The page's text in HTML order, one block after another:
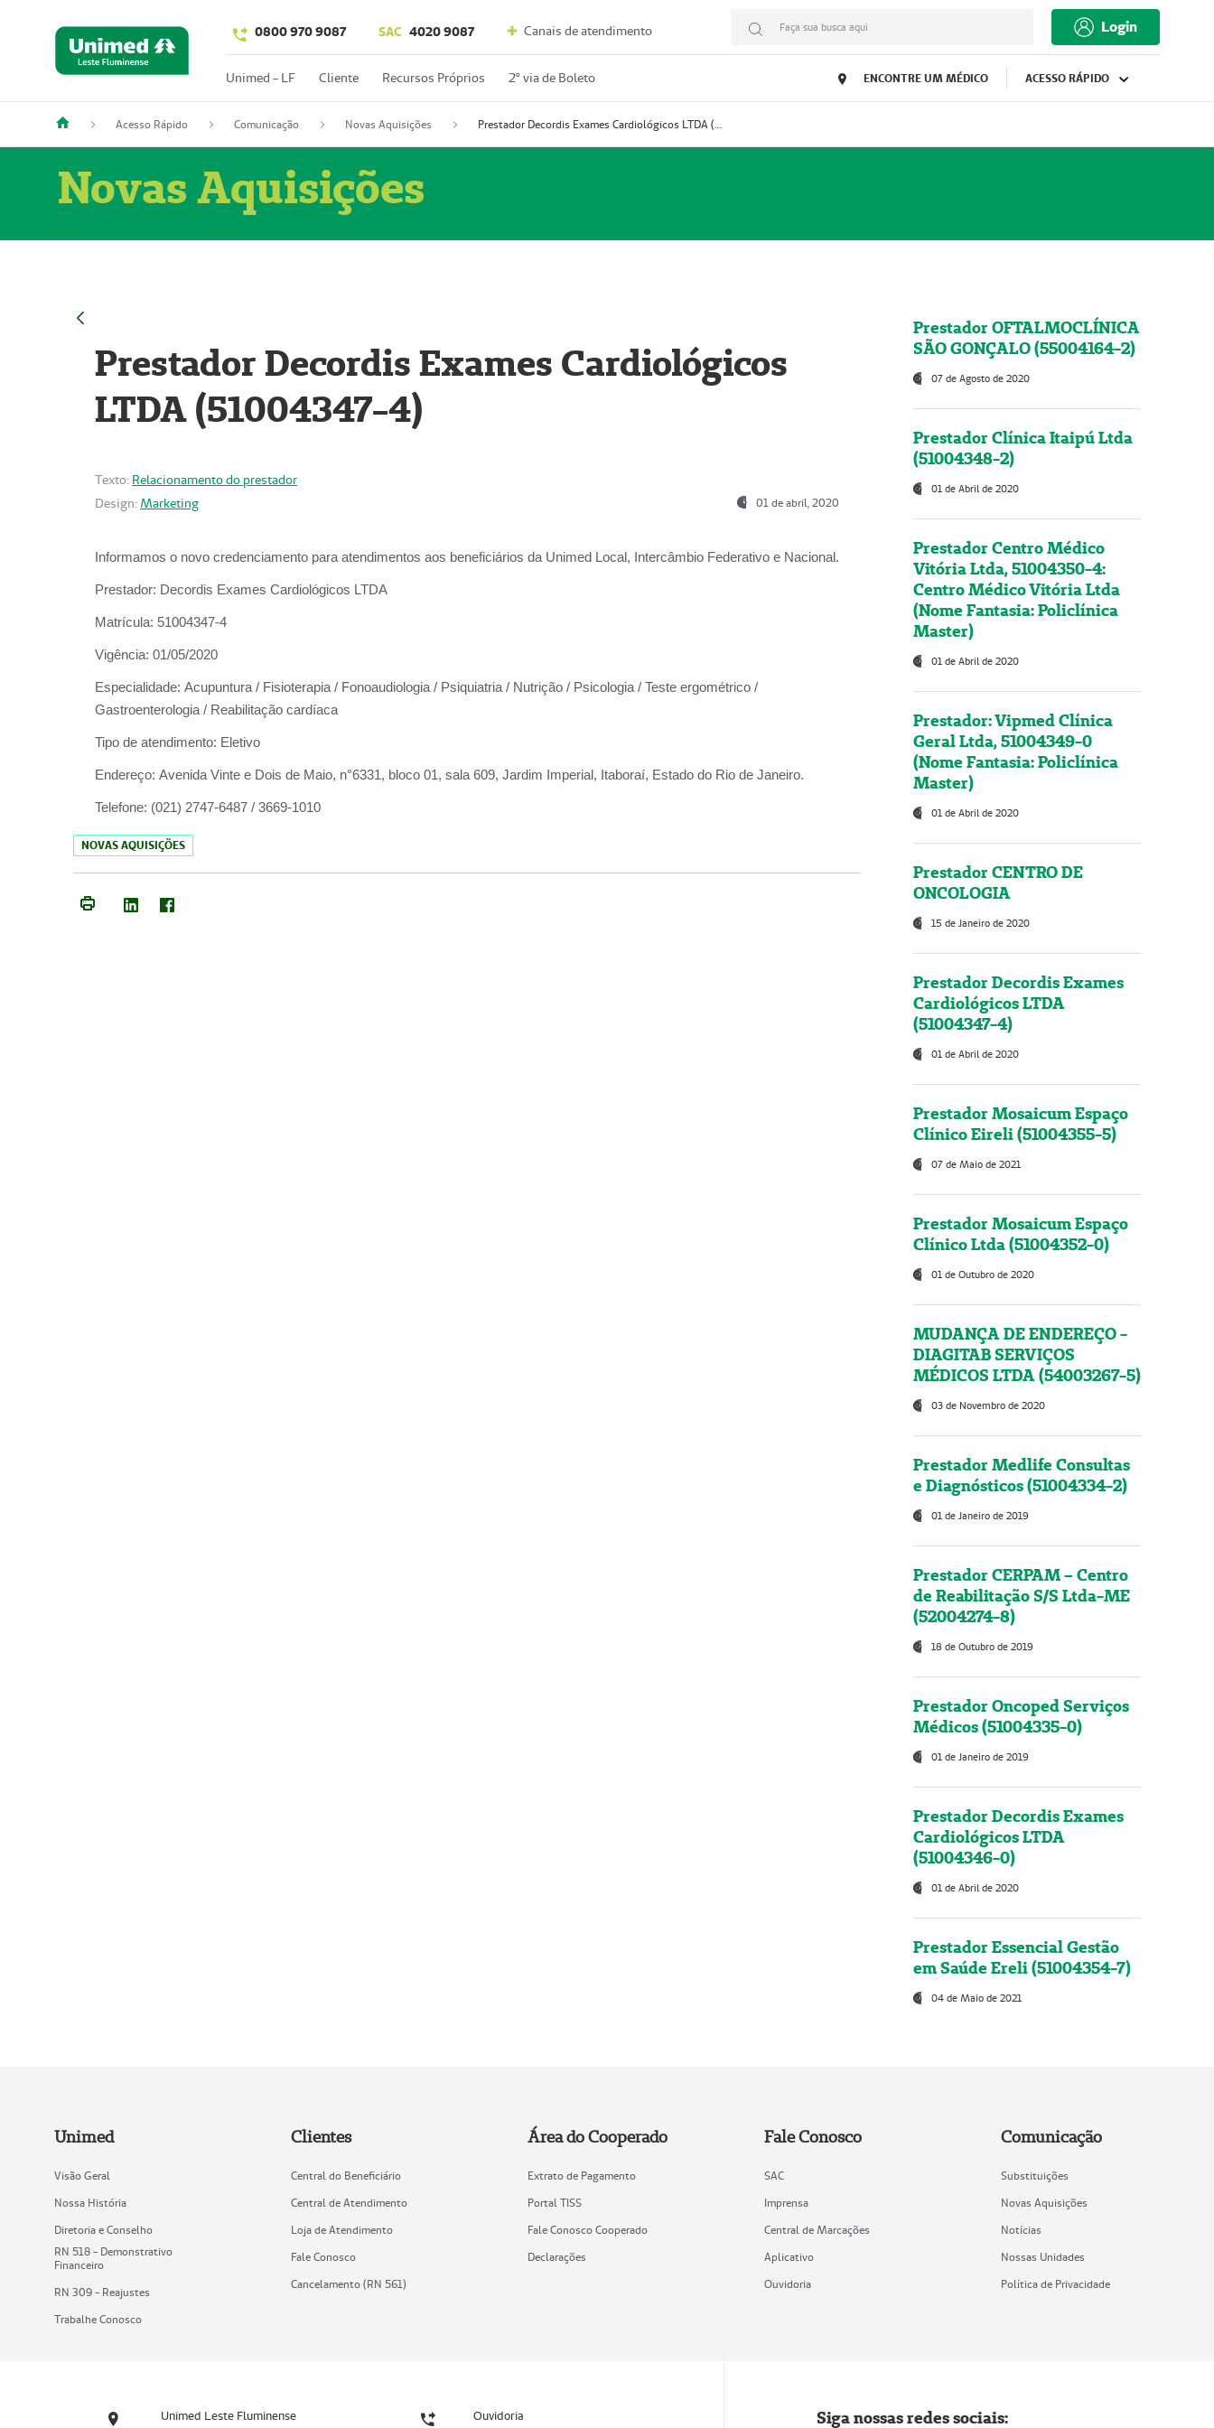
0800 970 9087 SAC 4020 9087 Canais de atendimento Faça sua busca aqui Login
Unimed - LF Cliente Recursos Próprios 2º via de Boleto ENCONTRE UM MÉDICO ACESSO RÁPIDO
Acesso Rápido Comunicação Novas Aquisições Prestador Decordis Exames Cardiológicos LTDA (51004347-4)
Novas Aquisições
Prestador Decordis Exames Cardiológicos
LTDA (51004347-4)
Texto: Relacionamento do prestador
Design: Marketing 01 de abril, 2020
Informamos o novo credenciamento para atendimentos aos beneficiários da Unimed Local, Intercâmbio Federativo e Nacional.
Prestador: Decordis Exames Cardiológicos LTDA
Matrícula: 51004347-4
Vigência: 01/05/2020
Especialidade: Acupuntura / Fisioterapia / Fonoaudiologia / Psiquiatria / Nutrição / Psicologia / Teste ergométrico /
Gastroenterologia / Reabilitação cardíaca
Tipo de atendimento: Eletivo
Endereço: Avenida Vinte e Dois de Maio, n°6331, bloco 01, sala 609, Jardim Imperial, Itaboraí, Estado do Rio de Janeiro.
Telefone: (021) 2747-6487 / 3669-1010
NOVAS AQUISIÇÕES
Prestador OFTALMOCLÍNICA
SÃO GONÇALO (55004164-2)
07 de Agosto de 2020
Prestador Clínica Itaipú Ltda
(51004348-2)
01 de Abril de 2020
Prestador Centro Médico
Vitória Ltda, 51004350-4:
Centro Médico Vitória Ltda
(Nome Fantasia: Policlínica
Master)
01 de Abril de 2020
Prestador: Vipmed Clínica
Geral Ltda, 51004349-0
(Nome Fantasia: Policlínica
Master)
01 de Abril de 2020
Prestador CENTRO DE
ONCOLOGIA
15 de Janeiro de 2020
Prestador Decordis Exames
Cardiológicos LTDA
(51004347-4)
01 de Abril de 2020
Prestador Mosaicum Espaço
Clínico Eireli (51004355-5)
07 de Maio de 2021
Prestador Mosaicum Espaço
Clínico Ltda (51004352-0)
01 de Outubro de 2020
MUDANÇA DE ENDEREÇO -
DIAGITAB SERVIÇOS
MÉDICOS LTDA (54003267-5)
03 de Novembro de 2020
Prestador Medlife Consultas
e Diagnósticos (51004334-2)
01 de Janeiro de 2019
Prestador CERPAM – Centro
de Reabilitação S/S Ltda-ME
(52004274-8)
18 de Outubro de 2019
Prestador Oncoped Serviços
Médicos (51004335-0)
01 de Janeiro de 2019
Prestador Decordis Exames
Cardiológicos LTDA
(51004346-0)
01 de Abril de 2020
Prestador Essencial Gestão
em Saúde Ereli (51004354-7)
04 de Maio de 2021
Unimed
Visão Geral
Nossa História
Diretoria e Conselho
RN 518 - Demonstrativo
Financeiro
RN 309 - Reajustes
Trabalhe Conosco
Clientes
Central do Beneficiário
Central de Atendimento
Loja de Atendimento
Fale Conosco
Cancelamento (RN 561)
Área do Cooperado
Extrato de Pagamento
Portal TISS
Fale Conosco Cooperado
Declarações
Fale Conosco
SAC
Imprensa
Central de Marcações
Aplicativo
Ouvidoria
Comunicação
Substituições
Novas Aquisições
Notícias
Nossas Unidades
Política de Privacidade
Unimed Leste Fluminense Ouvidoria Siga nossas redes sociais: